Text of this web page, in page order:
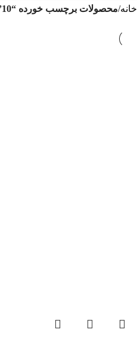
خانه محصولات برچسب خورده “10”